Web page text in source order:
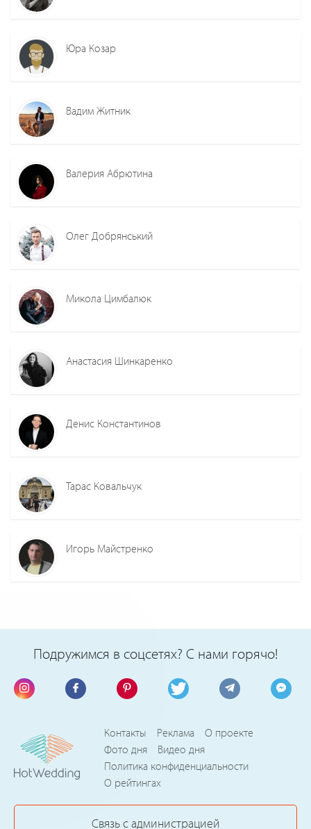
Юра Козар
Вадим Житник
Валерия Абрютина
Олег Добрянський
Микола Цимбалюк
Анастасия Шинкаренко
Денис Константинов
Тарас Ковальчук
Игорь Майстренко
Подружимся в соцсетях? С нами горячо!
Контакты Реклама
О проекте
Фото дня
Видео дня
Политика конфиденциальности
О рейтингах
Связь с администрацией